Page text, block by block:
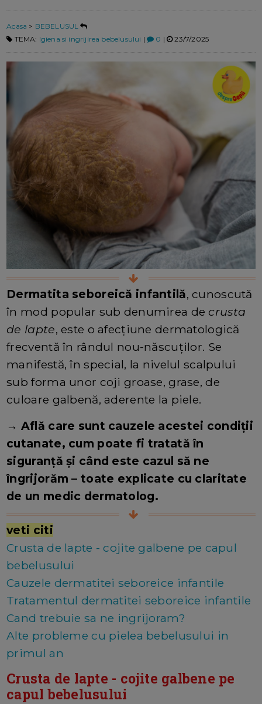
Acasa > BEBELUSUL
TEMA: Igiena si ingrijirea bebelusului | 0 | 23/7/2025
Dermatita seboreică infantilă, cunoscută
în mod popular sub denumirea de crusta
de lapte, este o afecțiune dermatologică
frecventă în rândul nou-născuților. Se
manifestă, în special, la nivelul scalpului
sub forma unor coji groase, grase, de
culoare galbenă, aderente la piele.
→ Află care sunt cauzele acestei condiții
cutanate, cum poate fi tratată în
siguranță și când este cazul să ne
îngrijorăm – toate explicate cu claritate
de un medic dermatolog.
veti citi
Crusta de lapte - cojite galbene pe capul
bebelusului
Cauzele dermatitei seboreice infantile
Tratamentul dermatitei seboreice infantile
Cand trebuie sa ne ingrijoram?
Alte probleme cu pielea bebelusului in
primul an
Crusta de lapte - cojite galbene pe
capul bebelusului